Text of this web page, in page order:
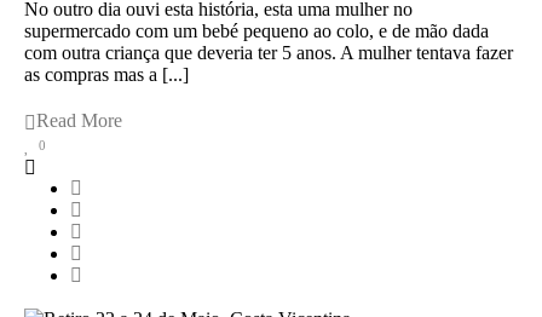
No outro dia ouvi esta história, esta uma mulher no
supermercado com um bebé pequeno ao colo, e de mão dada
com outra criança que deveria ter 5 anos. A mulher tentava fazer
as compras mas a [...]
Read More
0